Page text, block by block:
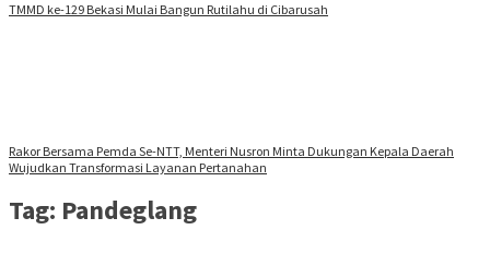
TMMD ke-129 Bekasi Mulai Bangun Rutilahu di Cibarusah
Rakor Bersama Pemda Se-NTT, Menteri Nusron Minta Dukungan Kepala Daerah
Wujudkan Transformasi Layanan Pertanahan
Tag: Pandeglang